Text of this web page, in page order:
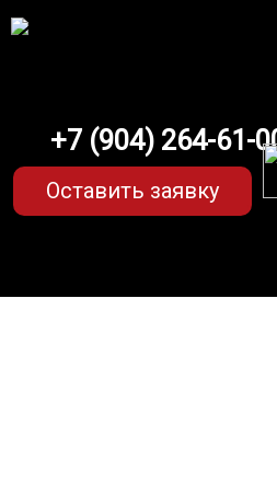
+7 (904) 264-61-
Оставить заявку